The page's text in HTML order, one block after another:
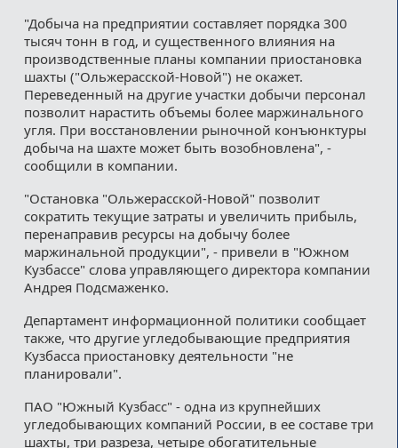
"Добыча на предприятии составляет порядка 300
тысяч тонн в год, и существенного влияния на
производственные планы компании приостановка
шахты ("Ольжерасской-Новой") не окажет.
Переведенный на другие участки добычи персонал
позволит нарастить объемы более маржинального
угля. При восстановлении рыночной конъюнктуры
добыча на шахте может быть возобновлена", -
сообщили в компании.
"Остановка "Ольжерасской-Новой" позволит
сократить текущие затраты и увеличить прибыль,
перенаправив ресурсы на добычу более
маржинальной продукции", - привели в "Южном
Кузбассе" слова управляющего директора компании
Андрея Подсмаженко.
Департамент информационной политики сообщает
также, что другие угледобывающие предприятия
Кузбасса приостановку деятельности "не
планировали".
ПАО "Южный Кузбасс" - одна из крупнейших
угледобывающих компаний России, в ее составе три
шахты, три разреза, четыре обогатительные